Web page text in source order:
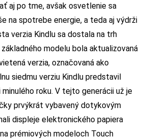
aj po tme, avšak osvetlenie sa
na spotrebe energie, a teda aj výdrži
verzia Kindlu sa dostala na trh
modelu bola aktualizovaná
verzia, označovaná ako
siedmu verziu Kindlu predstavil
roku. V tejto generácii už je
prvýkrát vybavený dotykovým
displeje elektronického papiera
prémiových modeloch Touch